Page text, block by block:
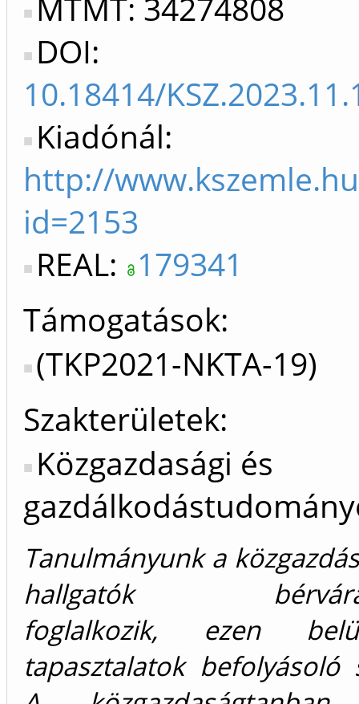
MTMT: 34274808
DOI:
10.18414/
Kiadónál:
http://
id=2153
REAL: 179341
Támogatások:
(TKP2021-NKTA-19)
Szakterületek:
Közgazdasági és
Tanulmányunk a
hallgatók
foglalkozik, ezen
tapasztalatok befolyásoló